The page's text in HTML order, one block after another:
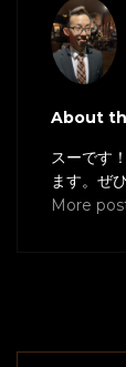
About
スーです
ます。ぜ
More